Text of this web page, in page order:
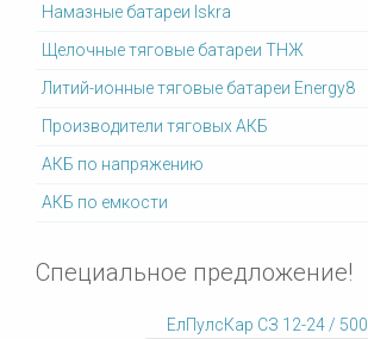
Намазные батареи Iskra
Щелочные тяговые батареи ТНЖ
Литий-ионные тяговые батареи Energy8
Производители тяговых АКБ
АКБ по напряжению
АКБ по емкости
Специальное предложение!
ЕлПулсКар СЗ 12-24 / 500